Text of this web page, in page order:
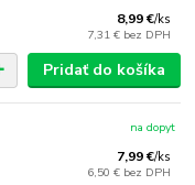
8,99 €/ks
7,31 € bez DPH
Pridať do košíka
7,99 €/ks
6,50 € bez DPH
na dopyt